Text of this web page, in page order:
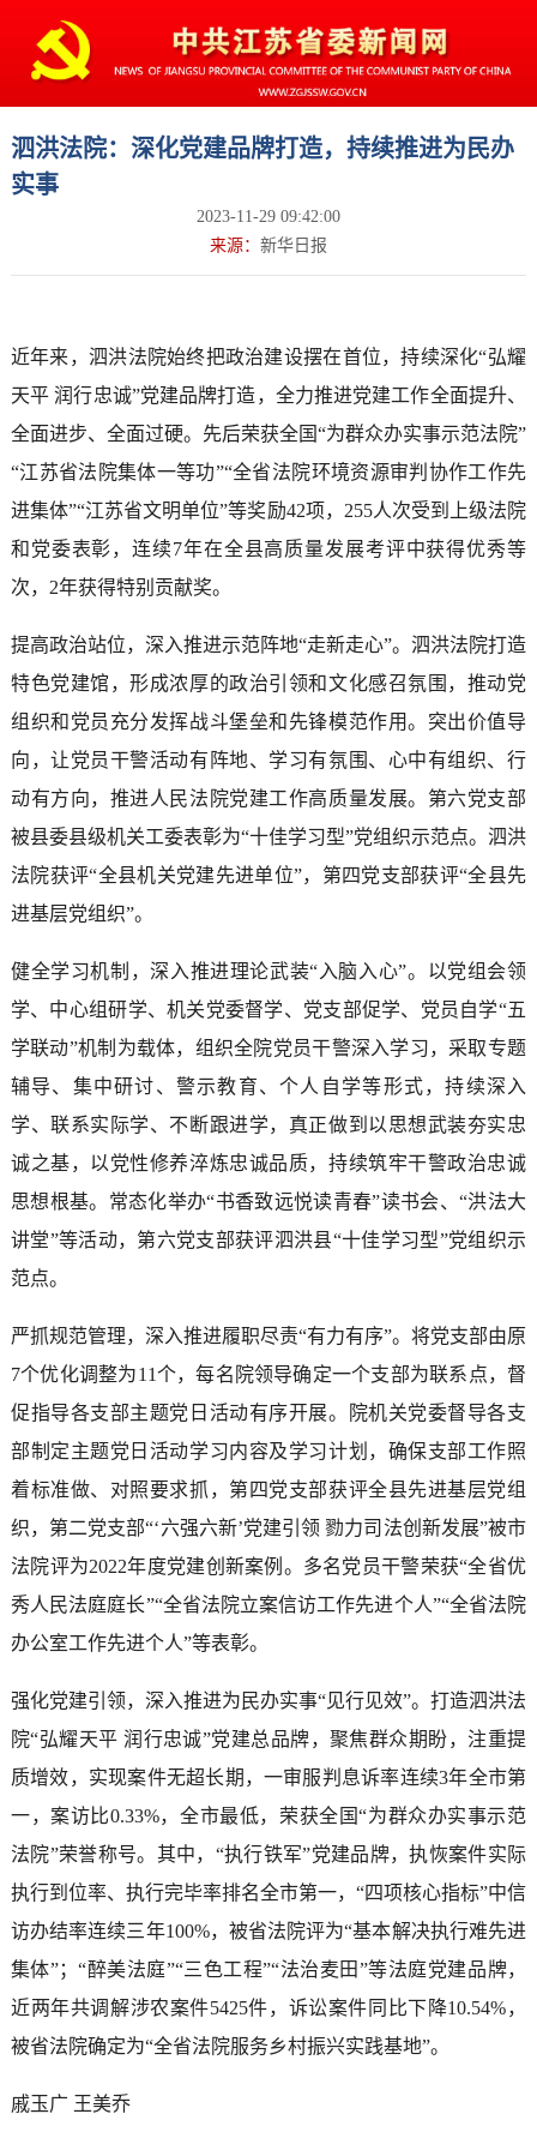
泗洪法院：深化党建品牌打造，持续推进为民办
实事
2023-11-29 09:42:00
来源： 新华日报
近年来，泗洪法院始终把政治建设摆在首位，持续深化“弘耀
天平 润行忠诚”党建品牌打造，全力推进党建工作全面提升、
全面进步、全面过硬。先后荣获全国“为群众办实事示范法院”
“江苏省法院集体一等功”“全省法院环境资源审判协作工作先
进集体”“江苏省文明单位”等奖励42项，255人次受到上级法院
和党委表彰，连续7年在全县高质量发展考评中获得优秀等
次，2年获得特别贡献奖。
提高政治站位，深入推进示范阵地“走新走心”。泗洪法院打造
特色党建馆，形成浓厚的政治引领和文化感召氛围，推动党
组织和党员充分发挥战斗堡垒和先锋模范作用。突出价值导
向，让党员干警活动有阵地、学习有氛围、心中有组织、行
动有方向，推进人民法院党建工作高质量发展。第六党支部
被县委县级机关工委表彰为“十佳学习型”党组织示范点。泗洪
法院获评“全县机关党建先进单位”，第四党支部获评“全县先
进基层党组织”。
健全学习机制，深入推进理论武装“入脑入心”。以党组会领
学、中心组研学、机关党委督学、党支部促学、党员自学“五
学联动”机制为载体，组织全院党员干警深入学习，采取专题
辅导、集中研讨、警示教育、个人自学等形式，持续深入
学、联系实际学、不断跟进学，真正做到以思想武装夯实忠
诚之基，以党性修养淬炼忠诚品质，持续筑牢干警政治忠诚
思想根基。常态化举办“书香致远悦读青春”读书会、“洪法大
讲堂”等活动，第六党支部获评泗洪县“十佳学习型”党组织示
范点。
严抓规范管理，深入推进履职尽责“有力有序”。将党支部由原
7个优化调整为11个，每名院领导确定一个支部为联系点，督
促指导各支部主题党日活动有序开展。院机关党委督导各支
部制定主题党日活动学习内容及学习计划，确保支部工作照
着标准做、对照要求抓，第四党支部获评全县先进基层党组
织，第二党支部“‘六强六新’党建引领 勠力司法创新发展”被市
法院评为2022年度党建创新案例。多名党员干警荣获“全省优
秀人民法庭庭长”“全省法院立案信访工作先进个人”“全省法院
办公室工作先进个人”等表彰。
强化党建引领，深入推进为民办实事“见行见效”。打造泗洪法
院“弘耀天平 润行忠诚”党建总品牌，聚焦群众期盼，注重提
质增效，实现案件无超长期，一审服判息诉率连续3年全市第
一，案访比0.33%，全市最低，荣获全国“为群众办实事示范
法院”荣誉称号。其中，“执行铁军”党建品牌，执恢案件实际
执行到位率、执行完毕率排名全市第一，“四项核心指标”中信
访办结率连续三年100%，被省法院评为“基本解决执行难先进
集体”；“醉美法庭”“三色工程”“法治麦田”等法庭党建品牌，
近两年共调解涉农案件5425件，诉讼案件同比下降10.54%，
被省法院确定为“全省法院服务乡村振兴实践基地”。
戚玉广 王美乔